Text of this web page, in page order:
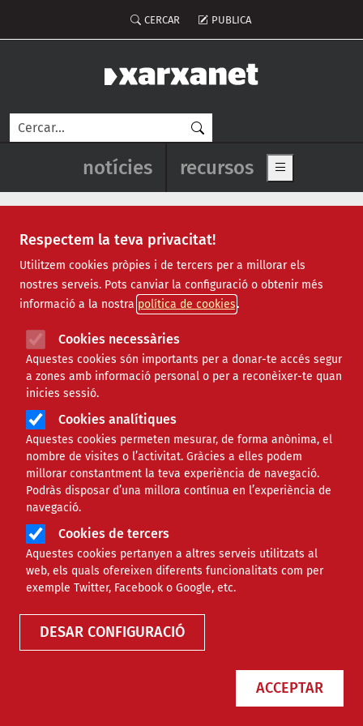
Respectem la teva privacitat!
Utilitzem cookies pròpies i de tercers per a millorar els
nostres serveis. Pots canviar la configuració o obtenir més
informació a la nostra política de cookies
Cookies necessàries
Aquestes cookies són importants per a donar-te accés segur
a zones amb informació personal o per a reconèixer-te quan
inicies sessió.
Cookies analítiques
Aquestes cookies permeten mesurar, de forma anònima, el
nombre de visites o l’activitat. Gràcies a elles podem
millorar constantment la teva experiència de navegació.
Podràs disposar d’una millora contínua en l’experiència de
navegació.
Cookies de tercers
Aquestes cookies pertanyen a altres serveis utilitzats al
web, els quals ofereixen diferents funcionalitats com per
exemple Twitter, Facebook o Google, etc.
DESAR CONFIGURACIÓ
ACCEPTAR
Menú del compte d'usuari
CERCAR PUBLICA
Cerca
Navegació principal de
notícies recursos Show main
Recursos
Tots | Econòmic | Jurídic | Projectes | Tecnològic |
Formació | Finançament | Biblioteca |
Ofertes de feina
Webinars
Àmbit
8 publicacions per saber més
sobre la comunitat gitana
Comparteix
F
a
X Compartir en altres xarxes socials
16/12/2024
Entitat redactora F Pere Tarrés